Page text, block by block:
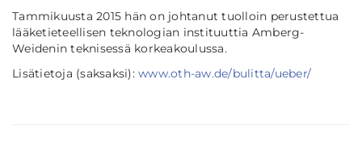
Tammikuusta 2015 hän on johtanut tuolloin perustettua
lääketieteellisen teknologian instituuttia Amberg-
Weidenin teknisessä korkeakoulussa.
Lisätietoja (saksaksi): www.oth-aw.de/bulitta/ueber/